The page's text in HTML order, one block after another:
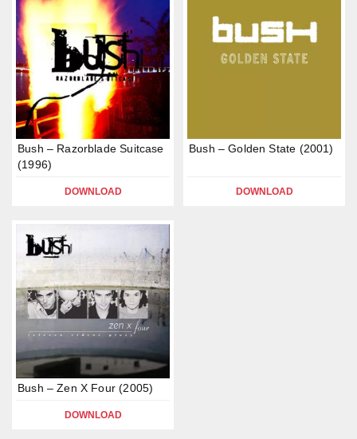
Bush – Razorblade Suitcase
(1996)
DOWNLOAD
Bush – Golden State (2001)
DOWNLOAD
Bush – Zen X Four (2005)
DOWNLOAD